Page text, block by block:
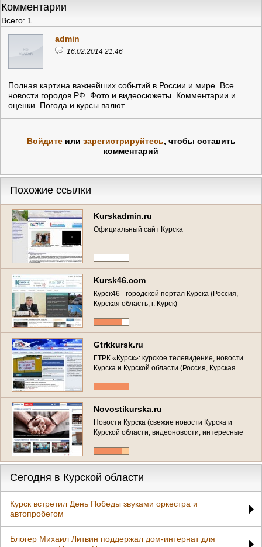
Комментарии
Всего: 1
admin
16.02.2014 21:46
Полная картина важнейших событий в России и мире. Все
новости городов РФ. Фото и видеосюжеты. Комментарии и
оценки. Погода и курсы валют.
Войдитеили зарегистрируйтесь, чтобы оставить
комментарий
Похожие ссылки
Kurskadmin.ru
Официальный сайт Курска
Kursk46.com
Курск46 - городской портал Курска (Россия,
Курская область, г. Курск)
Gtrkkursk.ru
ГТРК «Курск»: курское телевидение, новости
Курска и Курской области (Россия, Курская
Novostikurska.ru
Новости Курска (свежие новости Курска и
Курской области, видеоновости, интересные
Сегодня в Курской области
Курск встретил День Победы звуками оркестра и
автопробегом
Блогер Михаил Литвин поддержал дом-интернат для